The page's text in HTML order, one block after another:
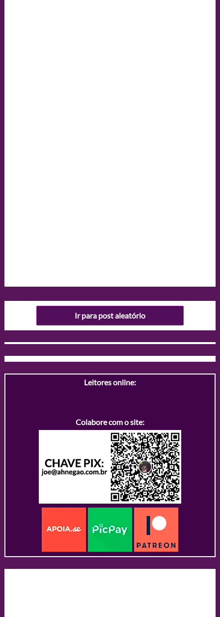
Ir para post aleatório
Leitores online:
Colabore com o site: